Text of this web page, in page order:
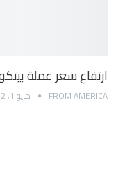
ارتفاع سعر عملة
FROM AMERICA مايو 1, 2022